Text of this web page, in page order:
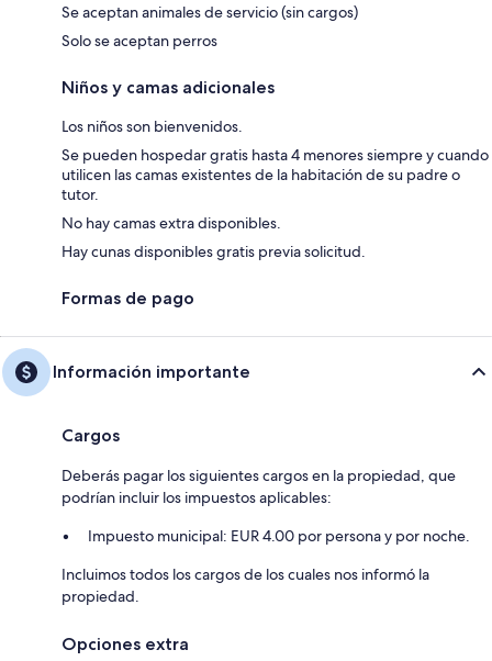
Se aceptan animales de servicio (sin cargos)
Solo se aceptan perros
Niños y camas adicionales
Los niños son bienvenidos.
Se pueden hospedar gratis hasta 4 menores siempre y cuando
utilicen las camas existentes de la habitación de su padre o
tutor.
No hay camas extra disponibles.
Hay cunas disponibles gratis previa solicitud.
Formas de pago
Información importante
Cargos
Deberás pagar los siguientes cargos en la propiedad, que
podrían incluir los impuestos aplicables:
Impuesto municipal: EUR 4.00 por persona y por noche.
Incluimos todos los cargos de los cuales nos informó la
propiedad.
Opciones extra